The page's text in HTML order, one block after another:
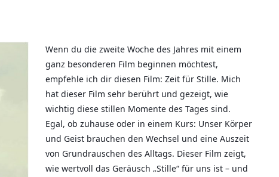
Wenn du die zweite Woche des Jahres mit einem
ganz besonderen Film beginnen möchtest,
empfehle ich dir diesen Film: Zeit für Stille. Mich
hat dieser Film sehr berührt und gezeigt, wie
wichtig diese stillen Momente des Tages sind.
Egal, ob zuhause oder in einem Kurs: Unser Körper
und Geist brauchen den Wechsel und eine Auszeit
von Grundrauschen des Alltags. Dieser Film zeigt,
wie wertvoll das Geräusch „Stille“ für uns ist – und